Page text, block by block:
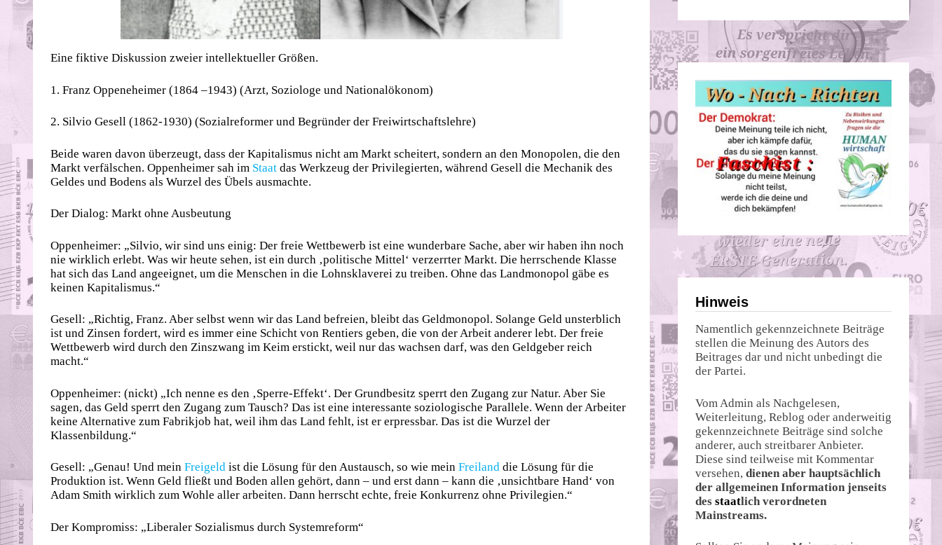
Eine fiktive Diskussion zweier intellektueller Größen.
1. Franz Oppeneheimer (1864 –1943) (Arzt, Soziologe und Nationalökonom)
2. Silvio Gesell (1862-1930) (Sozialreformer und Begründer der Freiwirtschaftslehre)
Beide waren davon überzeugt, dass der Kapitalismus nicht am Markt scheitert, sondern an den Monopolen, die den
Markt verfälschen. Oppenheimer sah im Staat das Werkzeug der Privilegierten, während Gesell die Mechanik des
Geldes und Bodens als Wurzel des Übels ausmachte.
Der Dialog: Markt ohne Ausbeutung
Oppenheimer: „Silvio, wir sind uns einig: Der freie Wettbewerb ist eine wunderbare Sache, aber wir haben ihn noch
nie wirklich erlebt. Was wir heute sehen, ist ein durch ‚politische Mittel‘ verzerrter Markt. Die herrschende Klasse
hat sich das Land angeeignet, um die Menschen in die Lohnsklaverei zu treiben. Ohne das Landmonopol gäbe es
keinen Kapitalismus.“
Gesell: „Richtig, Franz. Aber selbst wenn wir das Land befreien, bleibt das Geldmonopol. Solange Geld unsterblich
ist und Zinsen fordert, wird es immer eine Schicht von Rentiers geben, die von der Arbeit anderer lebt. Der freie
Wettbewerb wird durch den Zinszwang im Keim erstickt, weil nur das wachsen darf, was den Geldgeber reich
macht.“
Oppenheimer: (nickt) „Ich nenne es den ‚Sperre-Effekt‘. Der Grundbesitz sperrt den Zugang zur Natur. Aber Sie
sagen, das Geld sperrt den Zugang zum Tausch? Das ist eine interessante soziologische Parallele. Wenn der Arbeiter
keine Alternative zum Fabrikjob hat, weil ihm das Land fehlt, ist er erpressbar. Das ist die Wurzel der
Klassenbildung.“
Gesell: „Genau! Und mein Freigeld ist die Lösung für den Austausch, so wie mein Freiland die Lösung für die
Produktion ist. Wenn Geld fließt und Boden allen gehört, dann – und erst dann – kann die ‚unsichtbare Hand‘ von
Adam Smith wirklich zum Wohle aller arbeiten. Dann herrscht echte, freie Konkurrenz ohne Privilegien.“
Der Kompromiss: „Liberaler Sozialismus durch Systemreform“
Hinweis
Namentlich gekennzeichnete Beiträge
stellen die Meinung des Autors des
Beitrages dar und nicht unbedingt die
der Partei.
Vom Admin als Nachgelesen,
Weiterleitung, Reblog oder anderweitig
gekennzeichnete Beiträge sind solche
anderer, auch streitbarer Anbieter.
Diese sind teilweise mit Kommentar
versehen, dienen aber hauptsächlich
der allgemeinen Information jenseits
des staatlich verordneten
Mainstreams.